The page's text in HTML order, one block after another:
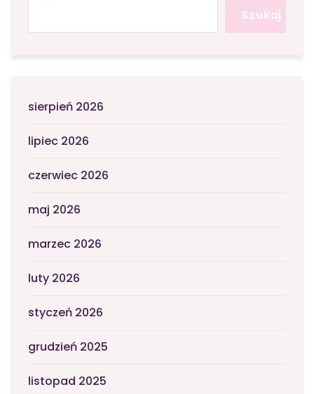
Szukaj
sierpień 2026
lipiec 2026
czerwiec 2026
maj 2026
marzec 2026
luty 2026
styczeń 2026
grudzień 2025
listopad 2025